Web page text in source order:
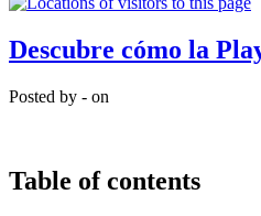
Descubre cómo la
Posted by - on
Table of contents